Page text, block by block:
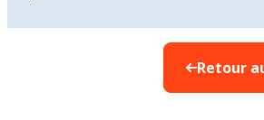
Retour